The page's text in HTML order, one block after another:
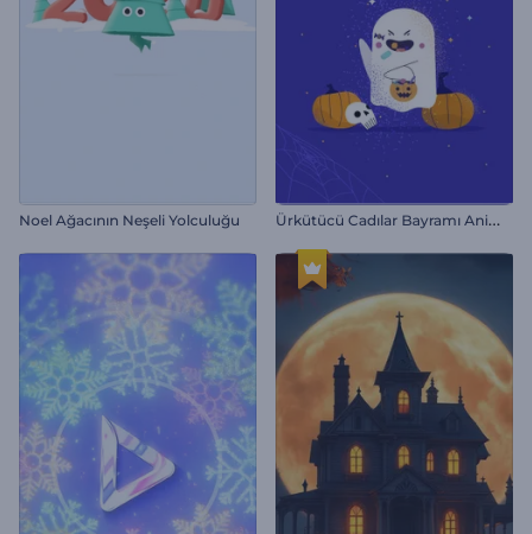
Noel Ağacının Neşeli Yolculuğu Ü
rkütücü Cadılar Bayramı Animasyonları